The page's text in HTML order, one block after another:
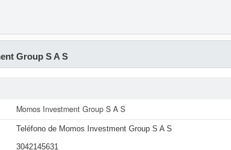
Group S A S
Momos Investment Group S A S
Teléfono de Momos Investment Group S A S
3042145631